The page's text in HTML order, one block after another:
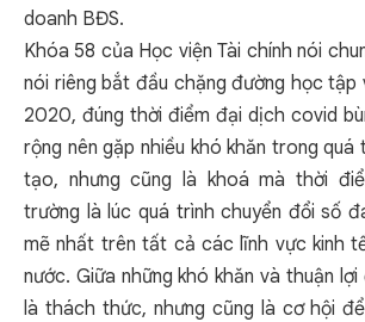
doanh BĐS.
Khóa 58 của Học viện Tài chính nói
nói riêng bắt đầu chặng đường học tập
2020, đúng thời điểm đại dịch covid
rộng nên gặp nhiều khó khăn trong
tạo, nhưng cũng là khoá mà thời
trường là lúc quá trình chuyển đổi số
mẽ nhất trên tất cả các lĩnh vực kinh
nước. Giữa những khó khăn và thuận
là thách thức, nhưng cũng là cơ hội